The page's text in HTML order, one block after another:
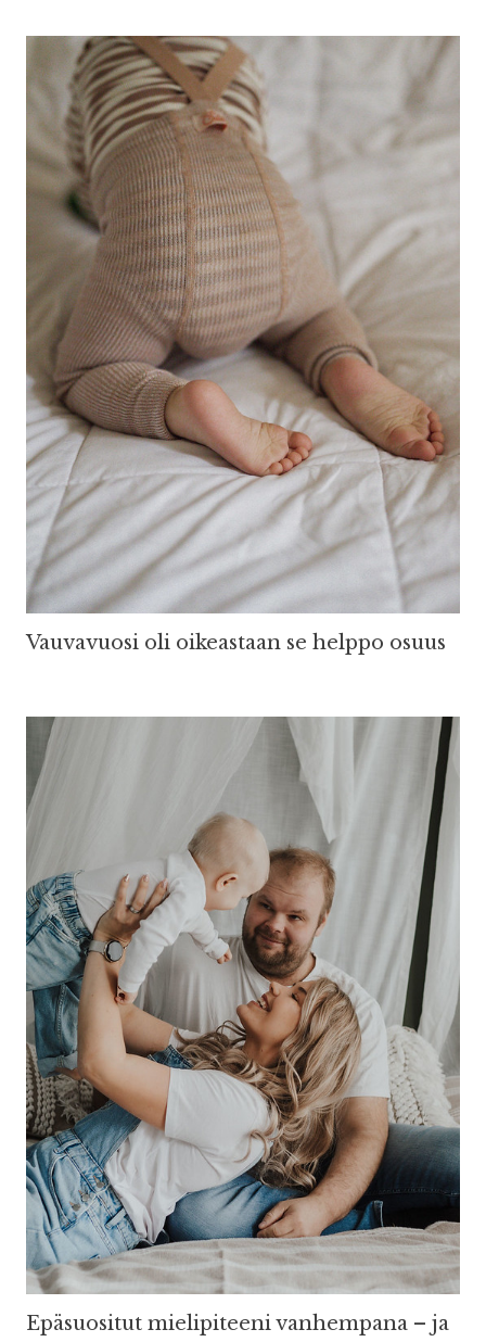
Vauvavuosi oli oikeastaan se helppo osuus
Epäsuositut mielipiteeni vanhempana – ja